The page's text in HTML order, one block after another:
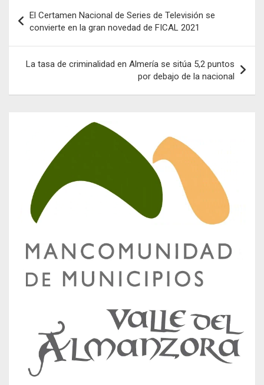
de
entradas
El Certamen Nacional de Series de Televisión se
convierte en la gran novedad de FICAL 2021
La tasa de criminalidad en Almería se sitúa 5,2 puntos
por debajo de la nacional